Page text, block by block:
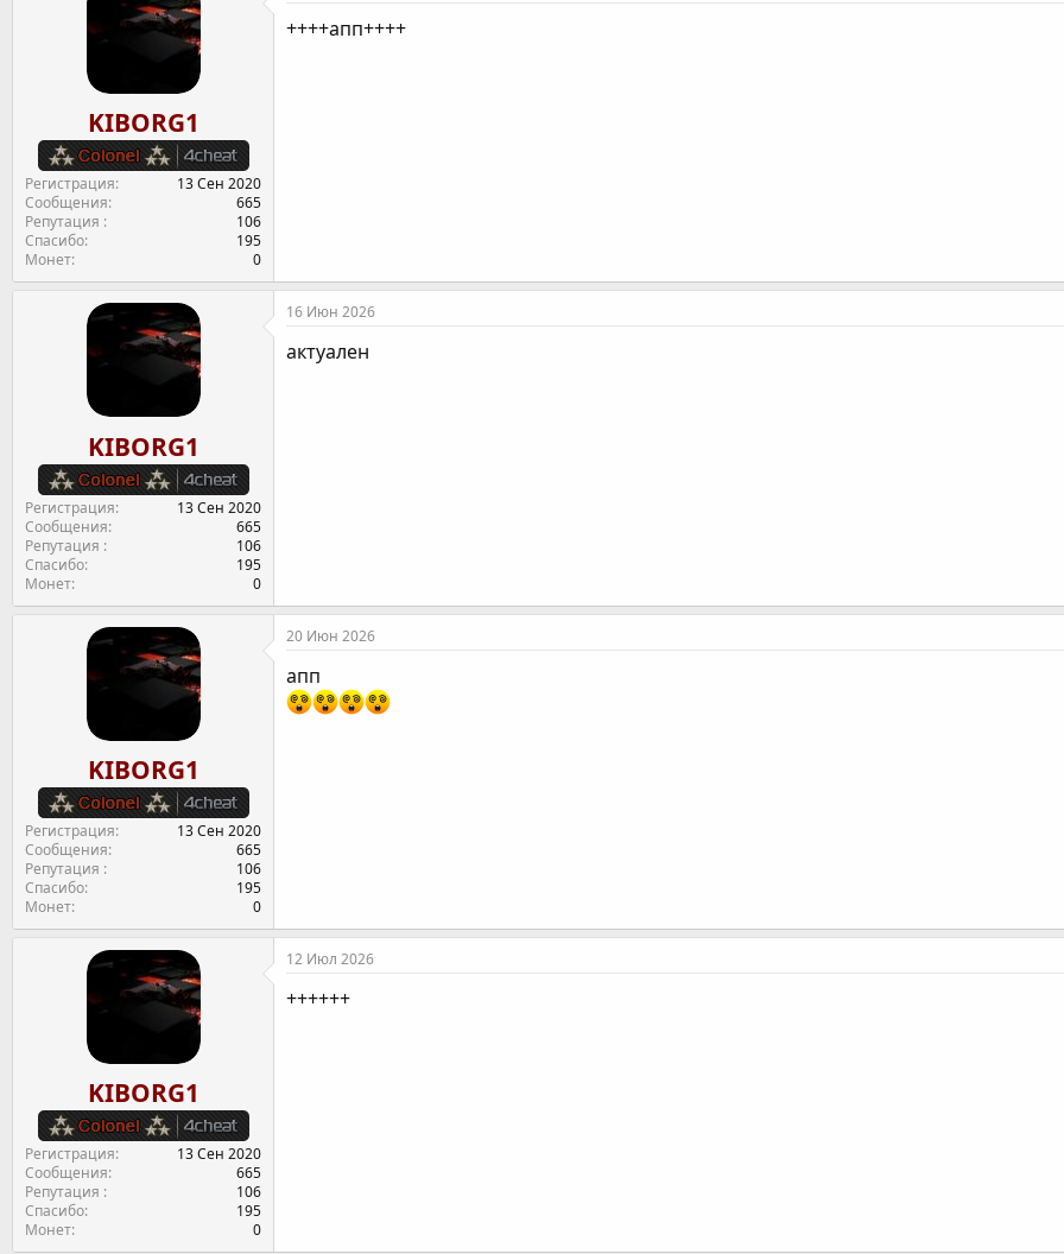
KIBORG1
Регистрация
13 Сен 2020
Сообщения
665
Репутация
106
Спасибо
195
Монет
0
++++апп++++
KIBORG1
Регистрация
13 Сен 2020
Сообщения
665
Репутация
106
Спасибо
195
Монет
0
16 Июн 2026
актуален
KIBORG1
Регистрация
13 Сен 2020
Сообщения
665
Репутация
106
Спасибо
195
Монет
0
20 Июн 2026
апп
KIBORG1
Регистрация
13 Сен 2020
Сообщения
665
Репутация
106
Спасибо
195
Монет
0
12 Июл 2026
++++++